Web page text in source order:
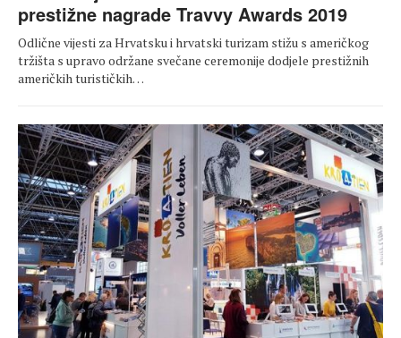
prestižne nagrade Travvy Awards 2019
Odlične vijesti za Hrvatsku i hrvatski turizam stižu s američkog
tržišta s upravo održane svečane ceremonije dodjele prestižnih
američkih turističkih…